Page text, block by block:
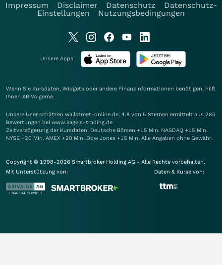
Impressum
Disclaimer Datenschutz
Datenschutz-
Einstellungen
Nutzungsbedingungen
Unsere Apps:
Wenn Sie Kursdaten, Widgets oder andere Finanzinformationen benötigen, hilft
Ihnen ARIVA gerne.
Unsere User schätzen wallstreet-online.de: 4.8 von 5 Sternen ermittelt aus 285
Bewertungen bei www.kagels-trading.de
Zeitverzögerung der Kursdaten: Deutsche Börsen +15 Min. NASDAQ +15 Min.
NYSE +20 Min. AMEX +20 Min. Dow Jones +15 Min. Alle Angaben ohne Gewähr.
Copyright © 1998-2026 Smartbroker Holding AG - Alle Rechte vorbehalten.
Mit Unterstützung von:
Daten & Kurse von: